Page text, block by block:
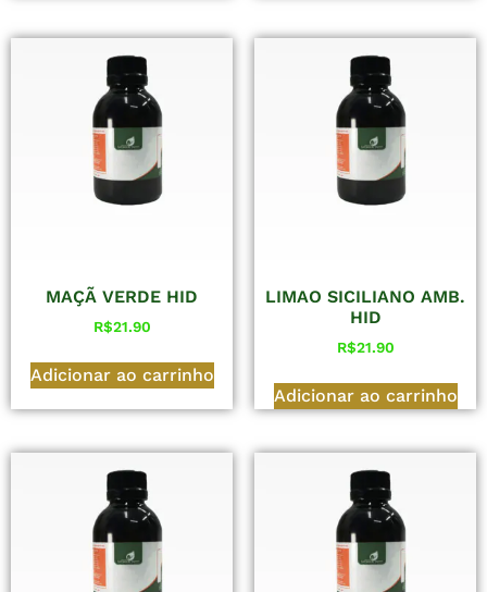
MAÇÃ VERDE HID
R$21.90
Adicionar ao carrinho
LIMAO SICILIANO AMB.
HID
R$21.90
Adicionar ao carrinho